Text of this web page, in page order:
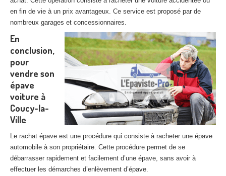
en fin de vie à un prix avantageux. Ce service est proposé par de
nombreux garages et concessionnaires.
En
conclusion,
pour
vendre son
épave
voiture à
Coucy-la-
Ville
Le rachat épave est une procédure qui consiste à racheter une épave
automobile à son propriétaire. Cette procédure permet de se
débarrasser rapidement et facilement d’une épave, sans avoir à
effectuer les démarches d’enlèvement d’épave.